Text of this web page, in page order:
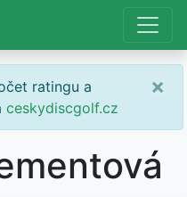
ratingu a
ceskydiscgolf.cz
×